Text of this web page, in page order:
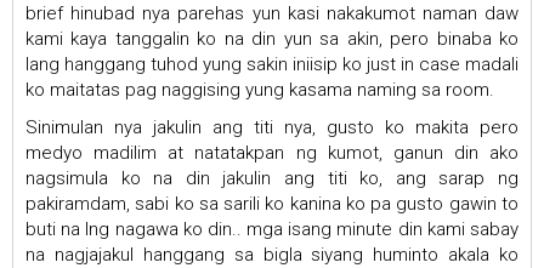
brief hinubad nya parehas yun kasi nakakumot naman daw
kami kaya tanggalin ko na din yun sa akin, pero binaba ko
lang hanggang tuhod yung sakin iniisip ko just in case madali
ko maitatas pag naggising yung kasama naming sa room.
Sinimulan nya jakulin ang titi nya, gusto ko makita pero
medyo madilim at natatakpan ng kumot, ganun din ako
nagsimula ko na din jakulin ang titi ko, ang sarap ng
pakiramdam, sabi ko sa sarili ko kanina ko pa gusto gawin to
buti na lng nagawa ko din.. mga isang minute din kami sabay
na nagjajakul hanggang sa bigla siyang huminto akala ko